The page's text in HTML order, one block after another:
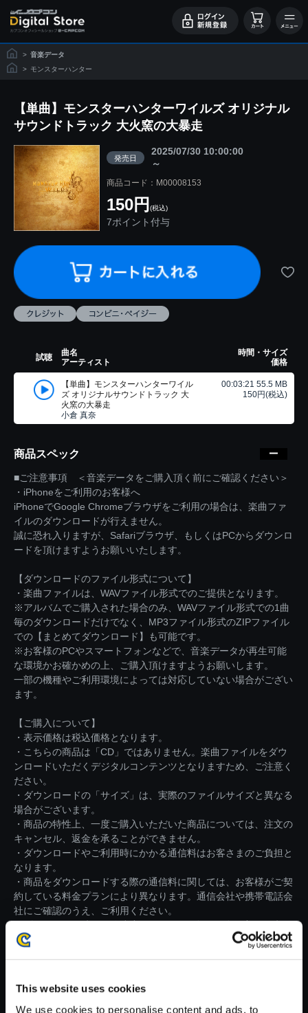
This website uses cookies
We use cookies to personalise content and ads, to
> 音楽データ
> モンスターハンター
【単曲】モンスターハンターワイルズ オリジナル
サウンドトラック 大火窯の大暴走
発売日
2025/07/30 10:00:00
～
商品コード：M00008153
150円 (税込)
7ポイント付与
試聴
曲名
アーティスト
時間・サイズ
価格
【単曲】モンスターハンターワイル
ズ オリジナルサウンドトラック 大
火窯の大暴走
小倉 真奈
00:03:21 55.5 MB
150円(税込)
商品スペック
■ご注意事項 ＜音楽データをご購入頂く前にご確認ください＞
・iPhoneをご利用のお客様へ
iPhoneでGoogle Chromeブラウザをご利用の場合は、楽曲ファ
イルのダウンロードが行えません。
誠に恐れ入りますが、Safariブラウザ、もしくはPCからダウンロ
ードを頂けますようお願いいたします。
【ダウンロードのファイル形式について】
・楽曲ファイルは、WAVファイル形式でのご提供となります。
※アルバムでご購入された場合のみ、WAVファイル形式での1曲
毎のダウンロードだけでなく、MP3ファイル形式のZIPファイル
での【まとめてダウンロード】も可能です。
※お客様のPCやスマートフォンなどで、音楽データが再生可能
な環境かお確かめの上、ご購入頂けますようお願いします。
一部の機種やご利用環境によっては対応していない場合がござい
ます。
【ご購入について】
・表示価格は税込価格となります。
・こちらの商品は「CD」ではありません。楽曲ファイルをダウ
ンロードいただくデジタルコンテンツとなりますため、ご注意く
ださい。
・ダウンロードの「サイズ」は、実際のファイルサイズと異なる
場合がございます。
・商品の特性上、一度ご購入いただいた商品については、注文の
キャンセル、返金を承ることができません。
・ダウンロードやご利用時にかかる通信料はお客さまのご負担と
なります。
・商品をダウンロードする際の通信料に関しては、お客様がご契
約している料金プランにより異なります。通信会社や携帯電話会
社にご確認のうえ、ご利用ください。
がかかる場合がございます。